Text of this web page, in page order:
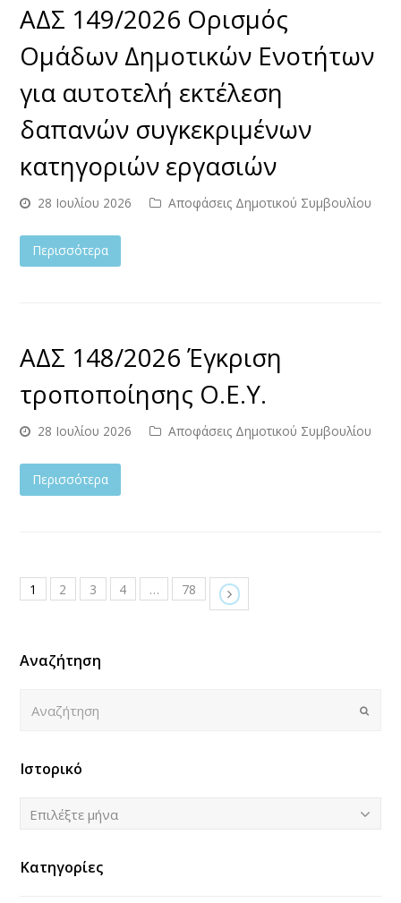
ΑΔΣ 149/2026 Ορισμός
Ομάδων Δημοτικών Ενοτήτων
για αυτοτελή εκτέλεση
δαπανών συγκεκριμένων
κατηγοριών εργασιών
28 Ιουλίου 2026 Αποφάσεις Δημοτικού Συμβουλίου
Περισσότερα
ΑΔΣ 148/2026 Έγκριση
τροποποίησης Ο.Ε.Υ.
28 Ιουλίου 2026 Αποφάσεις Δημοτικού Συμβουλίου
Περισσότερα
1 2 3 4 … 78
Αναζήτηση
Submit
Ιστορικό
Ιστορικό
Επιλέξτε μήνα
Κατηγορίες